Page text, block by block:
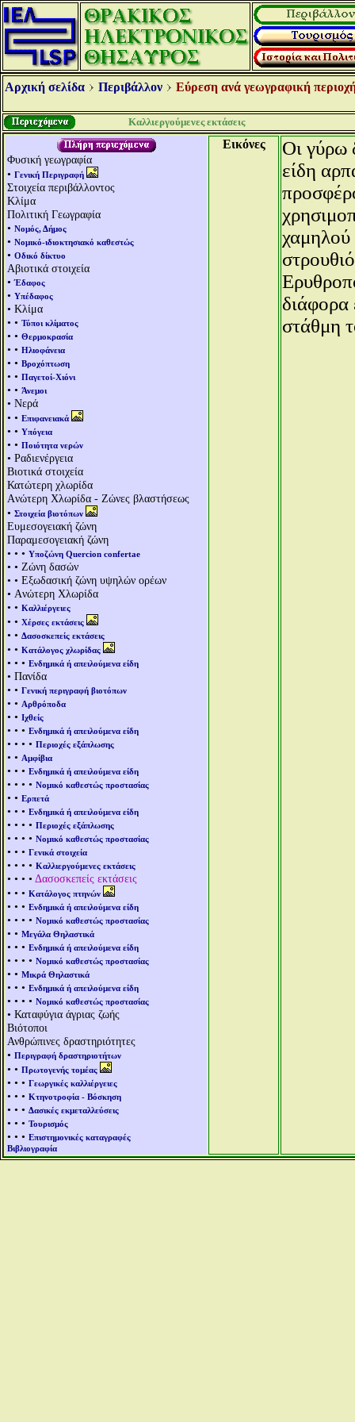
Αρχική σελίδα Περιβάλλον Εύρεση ανά γεωγραφική
Καλλιεργούμενες εκτάσεις
Φυσική γεωγραφία
• Γενική Περιγραφή
Στοιχεία περιβάλλοντος
Κλίμα
Πολιτική Γεωγραφία
• Νομός, Δήμος
• Νομικό-ιδιοκτησιακό καθεστώς
• Οδικό δίκτυο
Αβιοτικά στοιχεία
•Έδαφος
• Υπέδαφος
• Κλίμα
• • Τύποι κλίματος
• • Θερμοκρασία
• • Ηλιοφάνεια
• • Βροχόπτωση
• • Παγετοί-Χιόνι
• • Άνεμοι
• Νερά
• • Επιφανειακά
• • Υπόγεια
• • Ποιότητα νερών
• Ραδιενέργεια
Βιοτικά στοιχεία
Κατώτερη χλωρίδα
Aνώτερη Χλωρίδα - Ζώνες βλαστήσεως
• Στοιχεία βιοτόπων
Ευμεσογειακή ζώνη
Παραμεσογειακή ζώνη
• • • Υποζώνη Quercion confertae
• • Ζώνη δασών
• • Εξωδασική ζώνη υψηλών ορέων
• Aνώτερη Χλωρίδα
• • Καλλιέργειες
• • Χέρσες εκτάσεις
• • Δασοσκεπείς εκτάσεις
• • Κατάλογος χλωρίδας
• • • Ενδημικά ή απειλούμενα είδη
• Πανίδα
• • Γενική περιγραφή βιοτόπων
• • Αρθρόποδα
• • Ιχθείς
• • • Ενδημικά ή απειλούμενα είδη
• • • • Περιοχές εξάπλωσης
• • Αμφίβια
• • • Ενδημικά ή απειλούμενα είδη
• • • • Νομικό καθεστώς προστασίας
• • Ερπετά
• • • Ενδημικά ή απειλούμενα είδη
• • • • Περιοχές εξάπλωσης
• • • • Νομικό καθεστώς προστασίας
• • • Γενικά στοιχεία
• • • • Καλλιεργούμενες εκτάσεις
• • • • Δασοσκεπείς εκτάσεις
• • • Κατάλογος πτηνών
• • • Ενδημικά ή απειλούμενα είδη
• • • • Νομικό καθεστώς προστασίας
• • Μεγάλα Θηλαστικά
• • • Ενδημικά ή απειλούμενα είδη
• • • • Νομικό καθεστώς προστασίας
• • Μικρά Θηλαστικά
• • • Ενδημικά ή απειλούμενα είδη
• • • • Νομικό καθεστώς προστασίας
• Καταφύγια άγριας ζωής
Βιότοποι
Ανθρώπινες δραστηριότητες
• Περιγραφή δραστηριοτήτων
• • Πρωτογενής τομέας
• • • Γεωργικές καλλιέργειες
• • • Κτηνοτροφία - Βόσκηση
• • • Δασικές εκμεταλλεύσεις
• • • Τουρισμός
• • • Επιστημονικές καταγραφές
Βιβλιογραφία
Εικόνες
Οι γύρω
είδη
χαμηλού
διάφορα
στάθμη